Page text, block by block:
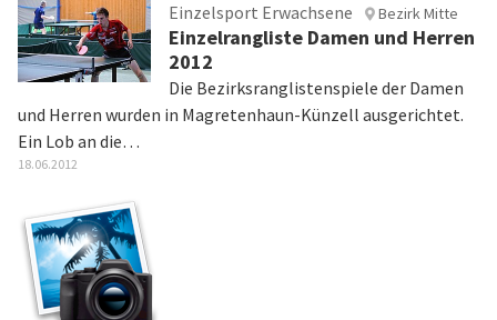
Einzelsport Erwachsene Bezirk Mitte
Einzelrangliste Damen und Herren
2012
Die Bezirksranglistenspiele der Damen
und Herren wurden in Magretenhaun-Künzell ausgerichtet.
Ein Lob an die…
18.06.2012